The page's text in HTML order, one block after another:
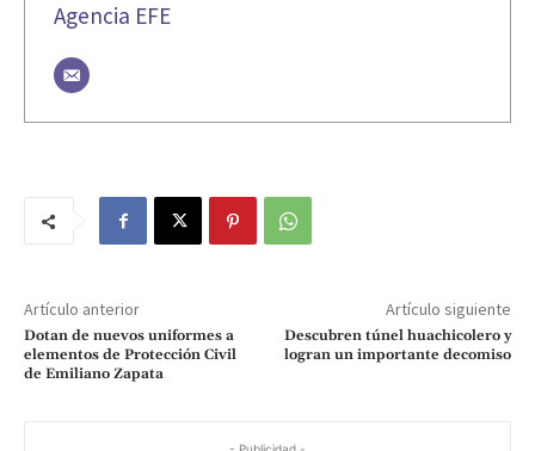
Agencia EFE
Artículo anterior
Dotan de nuevos uniformes a
elementos de Protección Civil
de Emiliano Zapata
Artículo siguiente
Descubren túnel huachicolero y
logran un importante decomiso